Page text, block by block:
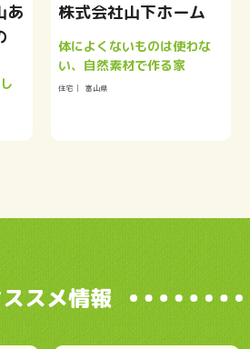
あ
株式会社山下ホーム
体によくないものは使わな
い、自然素材で作る家
住宅 富山県
スメ情報